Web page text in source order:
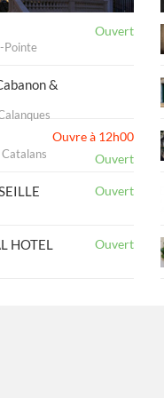
Pointe
Ouvert
&
Ouvre à 12h00
Ouvert
Ouvert
HOTEL
Ouvert